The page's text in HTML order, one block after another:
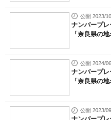
公開 2023/
ナンバープ
「奈良県の
公開 2024/
ナンバープ
「奈良県の
公開 2023/